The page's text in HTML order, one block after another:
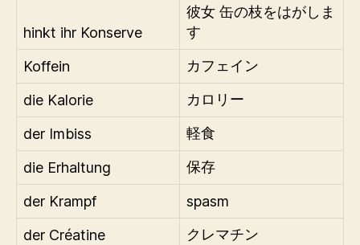
hinkt ihr Konserve
彼女 缶の枝をはがしま
す
Koffein カフェイン
die Kalorie カロリー
der Imbiss 軽食
die Erhaltung 保存
der Krampf
spasm
der Créatine
クレマチン